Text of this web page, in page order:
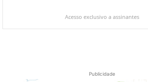
Acesso exclusivo a assinantes
Publicidade